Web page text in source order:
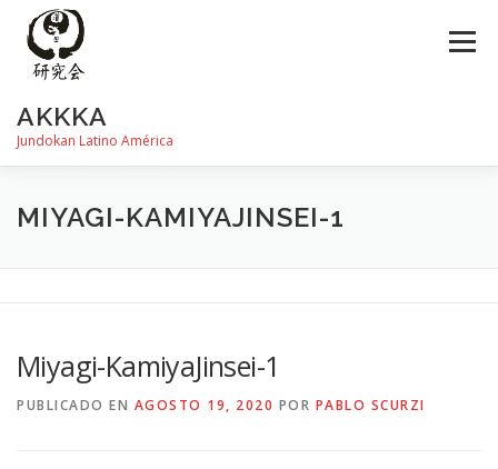
contenido
AKKKA
Jundokan Latino América
Menú
HISTORIA DOJOS INSTRUCTORES
MIYAGI-KAMIYAJINSEI-1
Miyagi-KamiyaJinsei-1
PUBLICADO EN AGOSTO 19, 2020 POR PABLO SCURZI